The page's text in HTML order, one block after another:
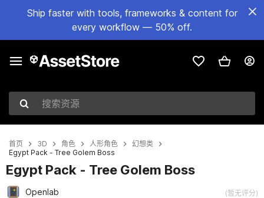
Ship faster with tools, frameworks & content for
every workflow — 50% off.
搜索资源
首页 3D 角色 人形角色
幻想类
Egypt Pack - Tree Golem Boss
Egypt Pack - Tree Golem Boss
Openlab (暂无评分)